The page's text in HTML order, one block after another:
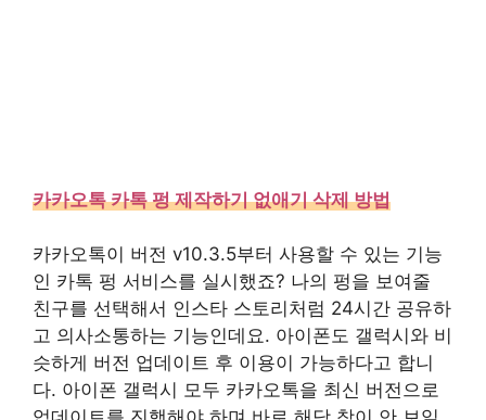
카카오톡 카톡 펑 제작하기 없애기 삭제 방법
카카오톡이 버전 v10.3.5부터 사용할 수 있는 기능
인 카톡 펑 서비스를 실시했죠? 나의 펑을 보여줄
친구를 선택해서 인스타 스토리처럼 24시간 공유하
고 의사소통하는 기능인데요. 아이폰도 갤럭시와 비
슷하게 버전 업데이트 후 이용이 가능하다고 합니
다. 아이폰 갤럭시 모두 카카오톡을 최신 버전으로